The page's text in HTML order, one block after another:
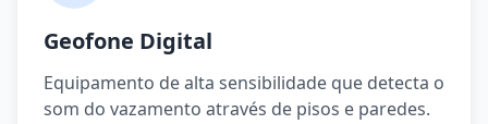
Geofone Digital
Equipamento de alta sensibilidade que detecta o
som do vazamento através de pisos e paredes.